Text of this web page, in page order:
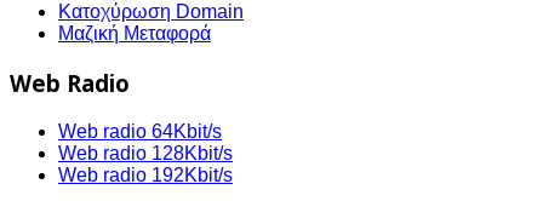
Κατοχύρωση Domain
Μαζική Μεταφορά
Web Radio
Web radio 64Kbit/s
Web radio 128Kbit/s
Web radio 192Kbit/s